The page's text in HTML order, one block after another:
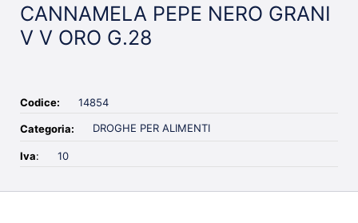
CANNAMELA PEPE NERO GRANI
V V ORO G.28
Codice: 14854
Categoria: DROGHE PER ALIMENTI
Iva: 10